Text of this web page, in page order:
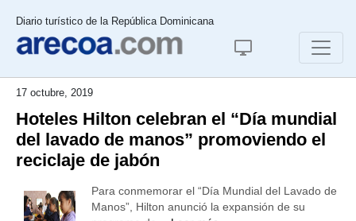
Diario turístico de la República Dominicana
17 octubre, 2019
Hoteles Hilton celebran el “Día mundial
del lavado de manos” promoviendo el
reciclaje de jabón
Para conmemorar el “Día Mundial del Lavado de
Manos”, Hilton anunció la expansión de su